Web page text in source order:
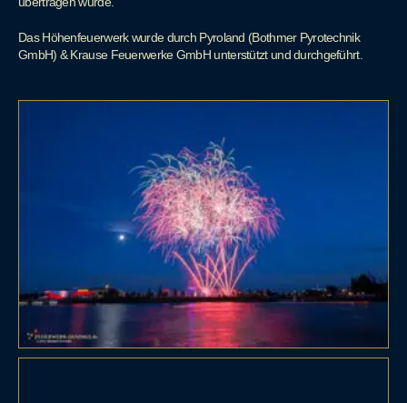
Das Höhenfeuerwerk wurde durch Pyroland (Bothmer Pyrotechnik
GmbH) & Krause Feuerwerke GmbH unterstützt und durchgeführt.